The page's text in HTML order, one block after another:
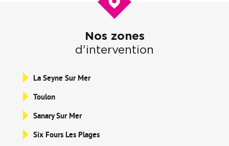
Nos zones
d'intervention
La Seyne Sur Mer
Toulon
Sanary Sur Mer
Six Fours Les Plages